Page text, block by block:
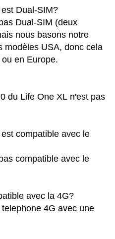
Dual-SIM?
Dual-SIM (deux
nous basons notre
modèles USA, donc cela
en Europe.
du Life One XL n'est pas
compatible avec le
compatible avec le
avec la 4G?
4G avec une